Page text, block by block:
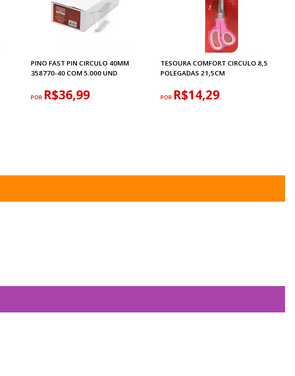
PINO FAST PIN CIRCULO 40MM
358770-40 COM 5.000 UND
POR R$36,99
TESOURA COMFORT CIRCULO 8,5
POLEGADAS 21,5CM
POR R$14,29